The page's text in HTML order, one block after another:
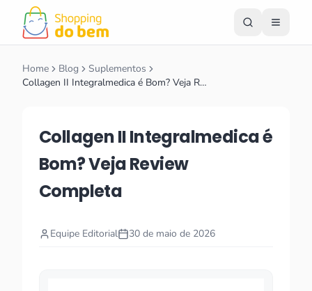
Home Blog
Suplementos
Collagen II Integralmedica é Bom? Veja R…
Collagen II Integralmedica é
Bom? Veja Review
Completa
Equipe Editorial 30 de maio de 2026